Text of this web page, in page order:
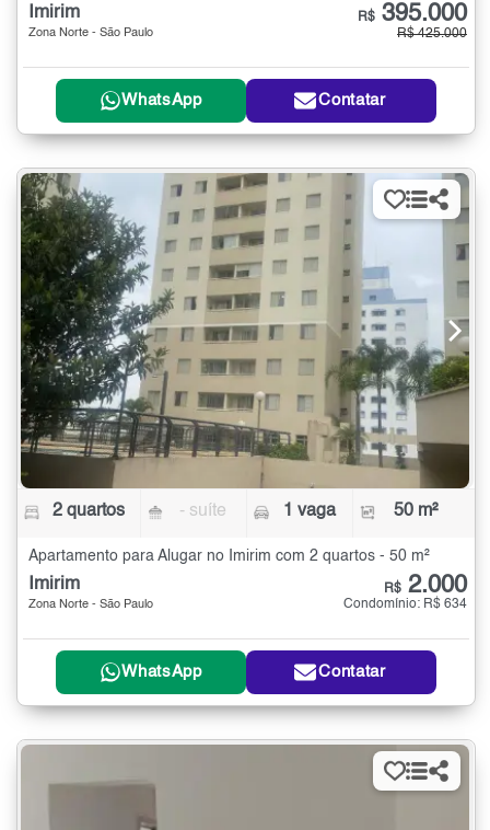
Imirim
Zona Norte - São Paulo
R$ 395.000
R$ 425.000
WhatsApp Contatar
2 quartos - suíte 1 vaga 50 m²
Apartamento para Alugar no Imirim com 2 quartos - 50 m²
Imirim
Zona Norte - São Paulo
R$ 2.000
Condomínio: R$ 634
WhatsApp Contatar